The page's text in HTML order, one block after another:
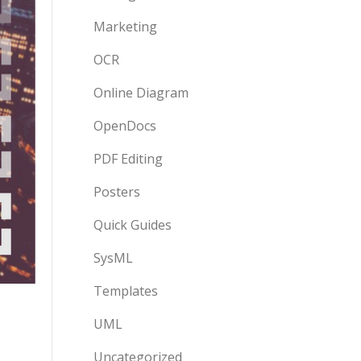
Marketing
OCR
Online Diagram
OpenDocs
PDF Editing
Posters
Quick Guides
SysML
Templates
UML
Uncategorized